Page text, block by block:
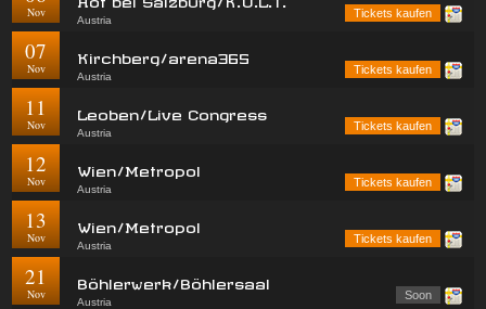
Nov
Austria
Tickets kaufen
07
Nov
Kirchberg/arena365
Austria
Tickets kaufen
11
Nov
Leoben/Live Congress
Austria
Tickets kaufen
12
Nov
Wien/Metropol
Austria
Tickets kaufen
13
Nov
Wien/Metropol
Austria
Tickets kaufen
21
Nov
Böhlerwerk/Böhlersaal
Austria
Soon